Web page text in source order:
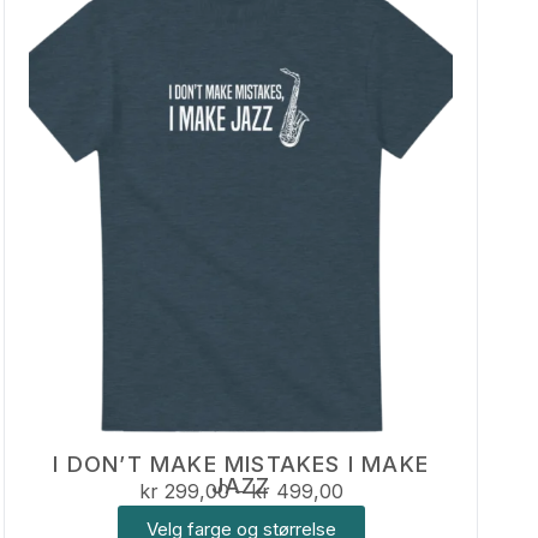
I DON’T MAKE MISTAKES I MAKE
JAZZ
kr299,00 – kr499,00
Velg farge og størrelse